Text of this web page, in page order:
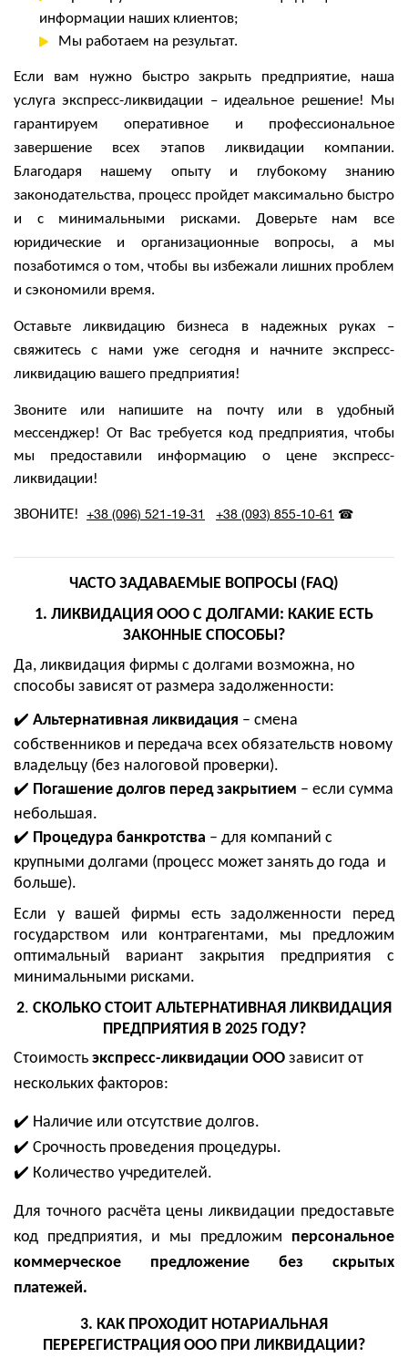
информации наших клиентов;
Мы работаем на результат.
Если вам нужно быстро закрыть предприятие, наша
услуга экспресс-ликвидации – идеальное решение! Мы
гарантируем оперативное и профессиональное
завершение всех этапов ликвидации компании.
Благодаря нашему опыту и глубокому знанию
законодательства, процесс пройдет максимально быстро
и с минимальными рисками. Доверьте нам все
юридические и организационные вопросы, а мы
позаботимся о том, чтобы вы избежали лишних проблем
и сэкономили время.
Оставьте ликвидацию бизнеса в надежных руках –
свяжитесь с нами уже сегодня и начните экспресс-
ликвидацию вашего предприятия!
Звоните или напишите на почту или в удобный
мессенджер! От Вас требуется код предприятия, чтобы
мы предоставили информацию о цене экспресс-
ликвидации!
ЗВОНИТЕ! +38 (096) 521-19-31 +38 (093) 855-10-61 ☎
ЧАСТО ЗАДАВАЕМЫЕ ВОПРОСЫ (FAQ)
1. ЛИКВИДАЦИЯ ООО С ДОЛГАМИ: КАКИЕ ЕСТЬ
ЗАКОННЫЕ СПОСОБЫ?
Да, ликвидация фирмы с долгами возможна, но
способы зависят от размера задолженности:
✔️ Альтернативная ликвидация – смена
собственников и передача всех обязательств новому
владельцу (без налоговой проверки).
✔️ Погашение долгов перед закрытием – если сумма
небольшая.
✔️ Процедура банкротства – для компаний с
крупными долгами (процесс может занять до года и
больше).
Если у вашей фирмы есть задолженности перед
государством или контрагентами, мы предложим
оптимальный вариант закрытия предприятия с
минимальными рисками.
2. СКОЛЬКО СТОИТ АЛЬТЕРНАТИВНАЯ ЛИКВИДАЦИЯ
ПРЕДПРИЯТИЯ В 2025ГОДУ?
Стоимость экспресс-ликвидации ООО зависит от
нескольких факторов:
✔️ Наличие или отсутствие долгов.
✔️ Срочность проведения процедуры.
✔️ Количество учредителей.
Для точного расчёта цены ликвидации предоставьте
код предприятия, и мы предложим персональное
коммерческое предложение без скрытых
платежей.
3. КАК ПРОХОДИТ НОТАРИАЛЬНАЯ
ПЕРЕРЕГИСТРАЦИЯ ООО ПРИ ЛИКВИДАЦИИ?